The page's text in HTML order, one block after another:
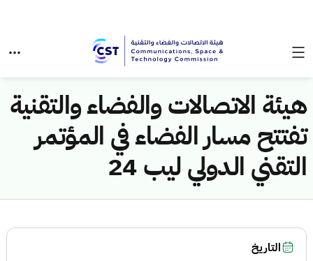
هيئة الاتصالات والفضاء والتقنية
تفتتح مسار الفضاء في المؤتمر
التقني الدولي ليب 24
التاريخ